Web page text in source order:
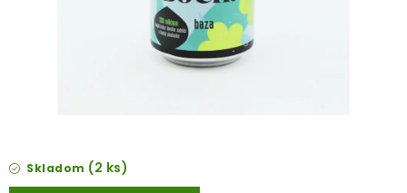
BENTIANNA
Skladom (2 ks)